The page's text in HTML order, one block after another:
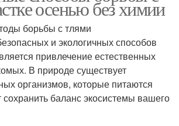
осенью без химии
борьбы с тлями
и экологичных способов
привлечение естественных
В природе существует
организмов, которые питаются
баланс экосистемы вашего